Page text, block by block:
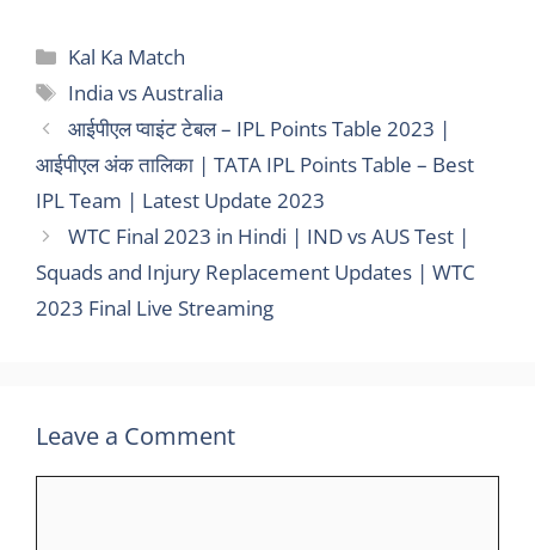
Categories
Kal Ka Match
Tags
India vs Australia
आईपीएल प्वाइंट टेबल – IPL Points Table 2023 |
आईपीएल अंक तालिका | TATA IPL Points Table – Best
IPL Team | Latest Update 2023
WTC Final 2023 in Hindi | IND vs AUS Test |
Squads and Injury Replacement Updates | WTC
2023 Final Live Streaming
Leave a Comment